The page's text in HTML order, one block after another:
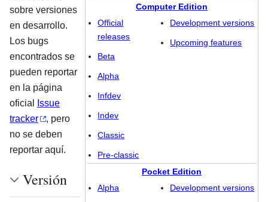
Computer Edition
Official
releases
Beta
Alpha
Infdev
Indev
Classic
Pre-classic
Development versions
Upcoming features
Pocket Edition
Alpha
Development versions
sobre versiones
en desarrollo.
Los bugs
encontrados se
pueden reportar
en la página
oficial
Issue
tracker
, pero
no se deben
reportar aquí.
Versión